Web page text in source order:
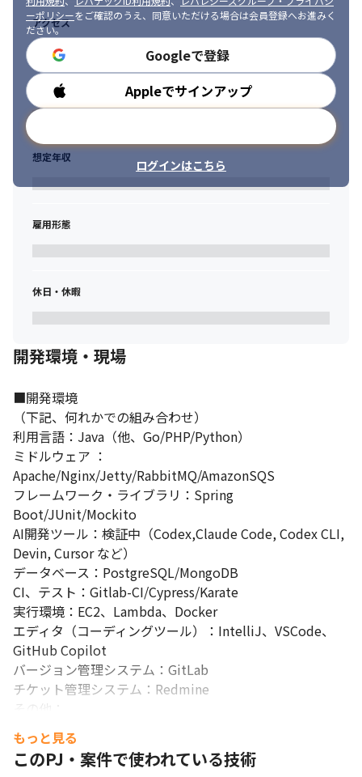
変更の範囲：会社の定める業務
ーポリシーをご確認のうえ、同意いただける場合は会員登録へお進みく
ださい。
Googleで登録
Appleでサインアップ
ログインはこちら
アクセス
勤務時間
想定年収
雇用形態
休日・休暇
開発環境・現場
■開発環境
（下記、何れかでの組み合わせ）
利用言語：Java（他、Go/PHP/Python）
ミドルウェア ：
Apache/Nginx/Jetty/RabbitMQ/AmazonSQS
フレームワーク・ライブラリ：Spring
Boot/JUnit/Mockito
AI開発ツール：検証中（Codex,Claude Code, Codex CLI,
Devin, Cursor など）
データベース：PostgreSQL/MongoDB
CI、テスト：Gitlab-CI/Cypress/Karate
実行環境：EC2、Lambda、Docker
エディタ（コーディングツール）：IntelliJ、VSCode、
GitHub Copilot
バージョン管理システム：GitLab
チケット管理システム：Redmine
その他：
ChatGPT/SonarQube/Slack/Rundeck/Elasticsearch/Noti
on
※弊社では積極的なAI利用を進めており、有償ライセンス
もっと見る
このPJ・案件で使われている技術